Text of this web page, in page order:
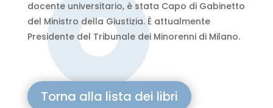
docente universitario, è stata Capo di Gabinetto
del Ministro della Giustizia. È attualmente
Presidente del Tribunale dei Minorenni di Milano.
Torna alla lista dei libri